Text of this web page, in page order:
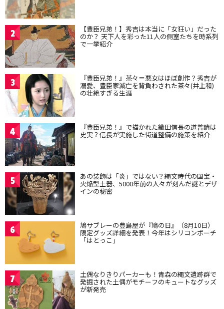
2 【豊臣兄弟！】秀吉は本当に「女狂い」だった
のか？ 天下人を彩った11人の側室たちを時系列
で一挙紹介
3 『豊臣兄弟！』茶々＝悪女はほぼ創作？秀吉が
溺愛、豊臣家滅亡を背負わされた茶々(井上和)
の壮絶すぎる生涯
4 『豊臣兄弟！』で描かれた織田信長の道普請は
史実？信長が実施した街道整備の施策を紹介
5 あの装飾は「炎」ではない？縄文時代の国宝・
火焔型土器、5000年前の人々が刻んだ謎とデザ
インの秘密
6 鳩サブレーの豊島屋が『鳩の日』（8月10日）
限定グッズ詳細を発表！今年はシリコンポーチ
「はとっこ」
7 土偶なりきりパーカーも！青森の縄文遺跡群で
発掘された土偶がモチーフのキュートなグッズ
が新発売